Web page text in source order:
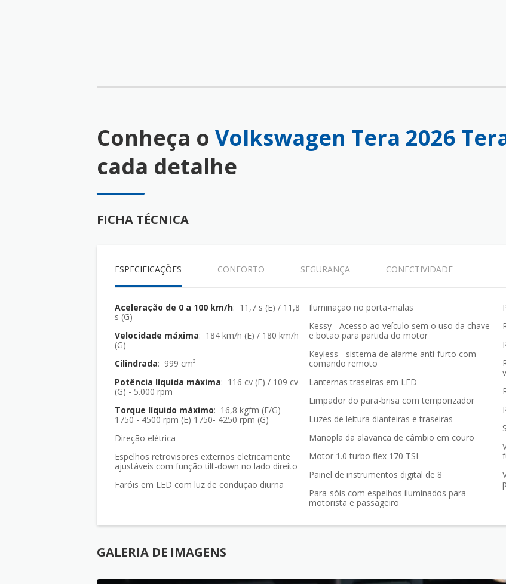
Conheça o Volkswagen Tera 2026
cada detalhe
FICHA TÉCNICA
ESPECIFICAÇÕES CONFORTO SEGURANÇA CONECTIVIDADE
Aceleração de 0 a 100 km/h: 11,7 s (E) / 11,8
s (G)
Velocidade máxima: 184 km/h (E) / 180 km/h
(G)
Cilindrada: 999 cm³
Potência líquida máxima: 116 cv (E) / 109 cv
(G) - 5.000 rpm
Torque líquido máximo: 16,8 kgfm (E/G) -
1750 - 4500 rpm (E) 1750- 4250 rpm (G)
Direção elétrica
Espelhos retrovisores externos eletricamente
ajustáveis com função tilt-down no lado direito
Faróis em LED com luz de condução diurna
Iluminação no porta-malas
Kessy - Acesso ao veículo sem o uso da chave
e botão para partida do motor
Keyless - sistema de alarme anti-furto com
comando remoto
Lanternas traseiras em LED
Limpador do para-brisa com temporizador
Luzes de leitura dianteiras e traseiras
Manopla da alavanca de câmbio em couro
Motor 1.0 turbo flex 170 TSI
Painel de instrumentos digital de 8
Para-sóis com espelhos iluminados para
motorista e passageiro
GALERIA DE IMAGENS